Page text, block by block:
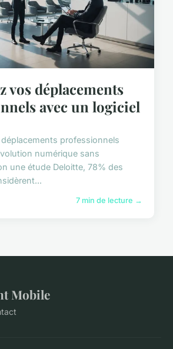
vos déplacements
avec un logiciel
professionnels
numérique sans
une étude Deloitte, 78% des
7 min de lecture →
Mobile